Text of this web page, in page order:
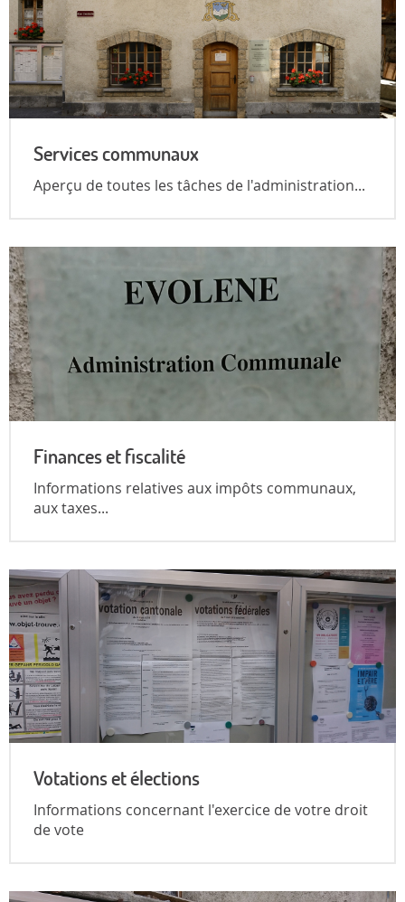
Services communaux
Aperçu de toutes les tâches de l'administration...
Finances et fiscalité
Informations relatives aux impôts communaux,
aux taxes...
Votations et élections
Informations concernant l'exercice de votre droit
de vote